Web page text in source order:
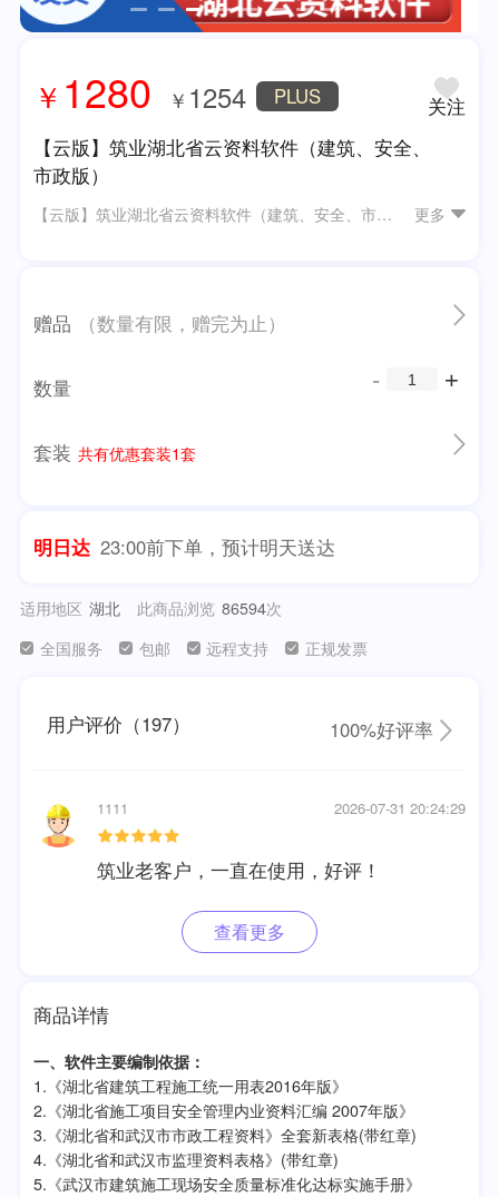
￥ 1280 ￥ 1254 PLUS
关注
【云版】筑业湖北省云资料软件（建筑、安全、
市政版）
【云版】筑业湖北省云资料软件（建筑、安全、市政版） 更多
赠品 （数量有限，赠完为止）
数量
套装 共有优惠套装1套
明日达 23:00前下单，预计明天送达
适用地区 湖北 此商品浏览 86594次
全国服务
包邮 远程支持 正规发票
用户评价（197） 100%好评率
1111 2026-07-31 20:24:29
筑业老客户，一直在使用，好评！
查看更多
商品详情
一、软件主要编制依据：
1.《湖北省建筑工程施工统一用表2016年版》
2.《湖北省施工项目安全管理内业资料汇编 2007年版》
3.《湖北省和武汉市市政工程资料》全套新表格(带红章)
4.《湖北省和武汉市监理资料表格》(带红章)
5.《武汉市建筑施工现场安全质量标准化达标实施手册》